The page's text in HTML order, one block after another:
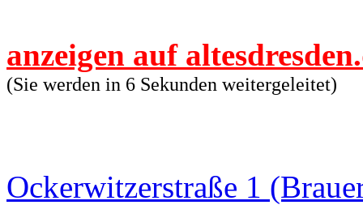
anzeigen auf
(Sie werden in 6 Sekunden weitergeleitet)
Ockerwitzerstraße 1